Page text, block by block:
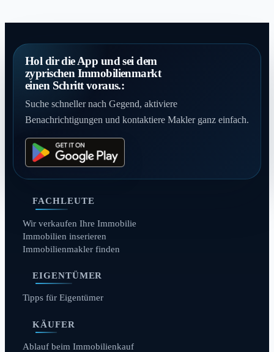
Hol dir die App und sei dem
zyprischen Immobilienmarkt
einen Schritt voraus.:
Suche schneller nach Gegend, aktiviere
Benachrichtigungen und kontaktiere Makler ganz einfach.
FACHLEUTE
Wir verkaufen Ihre Immobilie
Immobilien inserieren
Immobilienmakler finden
EIGENTÜMER
Tipps für Eigentümer
KÄUFER
Ablauf beim Immobilienkauf